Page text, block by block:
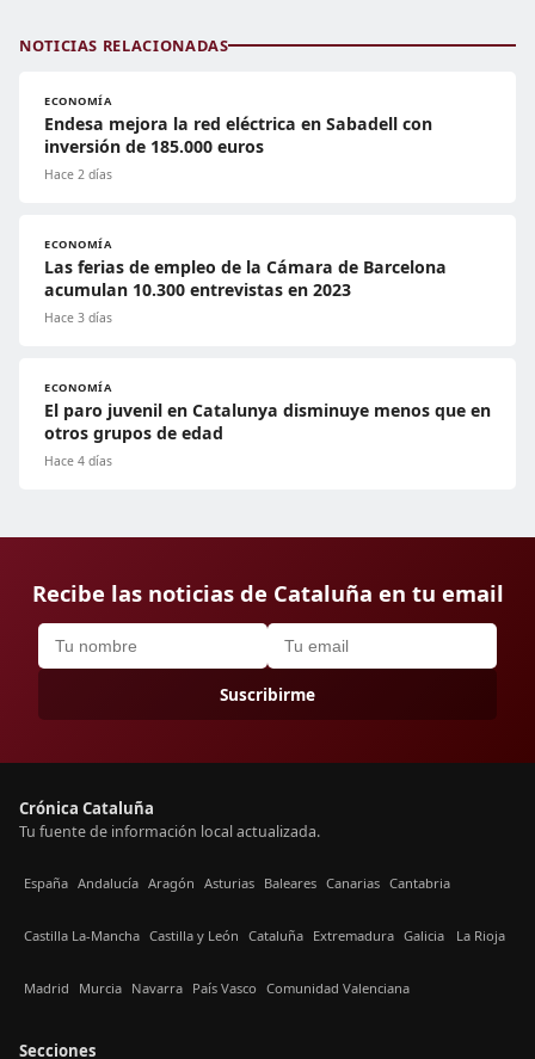
NOTICIAS RELACIONADAS
ECONOMÍA
Endesa mejora la red eléctrica en Sabadell con
inversión de 185.000 euros
Hace 2 días
ECONOMÍA
Las ferias de empleo de la Cámara de Barcelona
acumulan 10.300 entrevistas en 2023
Hace 3 días
ECONOMÍA
El paro juvenil en Catalunya disminuye menos que en
otros grupos de edad
Hace 4 días
Recibe las noticias de Cataluña en tu email
Suscribirme
Crónica Cataluña
Tu fuente de información local actualizada.
España Andalucía Aragón Asturias Baleares Canarias Cantabria
Castilla La-Mancha Castilla y León Cataluña Extremadura Galicia La Rioja
Madrid Murcia Navarra País Vasco Comunidad Valenciana
Secciones